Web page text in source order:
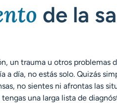
de la
un trauma u otros problemas
a día, no estás solo. Quizás
no sientes ni afrontas las
una larga lista de